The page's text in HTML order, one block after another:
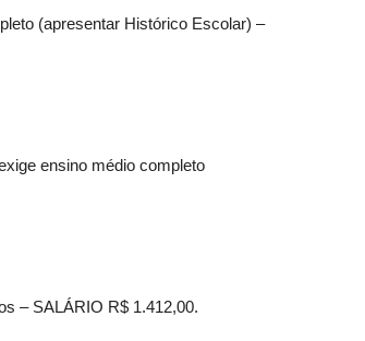
(apresentar Histórico Escolar) –
ensino médio completo
– SALÁRIO R$ 1.412,00.